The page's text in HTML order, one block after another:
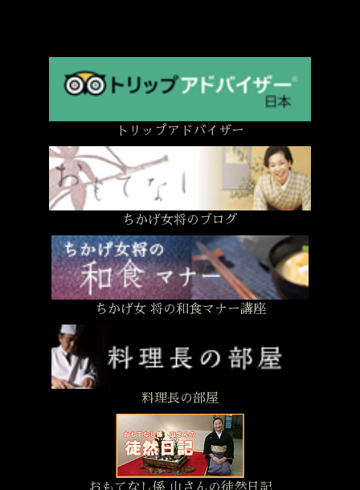
トリップアドバイザー
ちかげ女将のブログ
ちかげ女 将の和食マナー講座
料理長の部屋